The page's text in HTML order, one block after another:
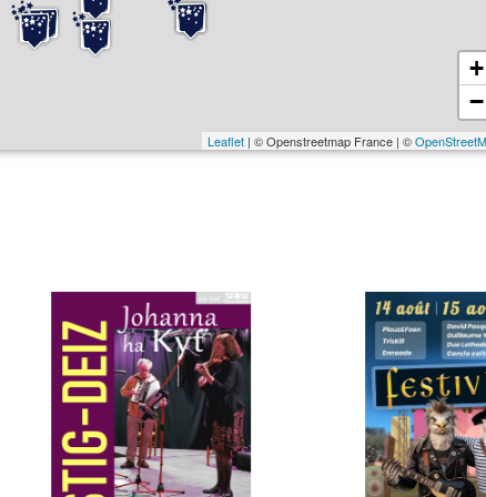
+
−
Leaflet| © Openstreetmap France | ©